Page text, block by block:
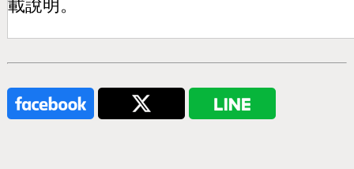
載說明。